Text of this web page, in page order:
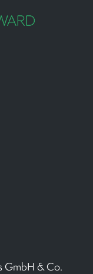
GmbH & Co.